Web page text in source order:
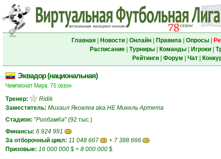
Главная| Новости| Онлайн| Правила| Опросы|
Расписание| Турниры| Команды| Игроки|
Рейтинги| Форум Чат|
Эквадор (национальная)
Чемпионат Мира, 75 сезон
Тренер:
Ridik
Заместитель: Михаил Яковлев aka НЕ Микель Артета
Стадион: "Риобамба" (92 тыс.)
Финансы: 6 924 991
За отборочный цикл: 11 048 667 + 7 388 666
Призовые: 16 000 000 $ + 8 000 000 $